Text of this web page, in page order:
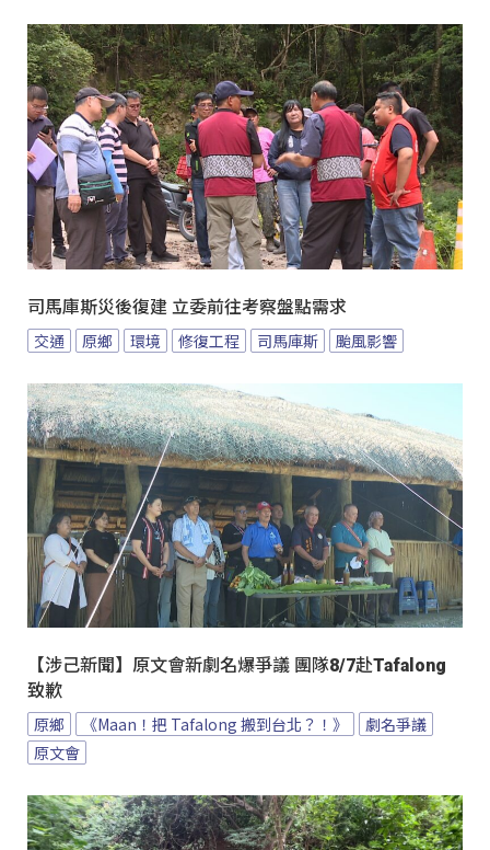
司馬庫斯災後復建 立委前往考察盤點需求
交通 原鄉 環境 修復工程 司馬庫斯 颱風影響
【涉己新聞】原文會新劇名爆爭議 團隊8/7赴Tafalong
致歉
原鄉 《Maan！把 Tafalong 搬到台北？！》
劇名爭議
原文會